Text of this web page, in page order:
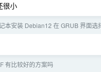
很小
本安装 Debian12 在 GRUB 界面选
有比较好的方案吗